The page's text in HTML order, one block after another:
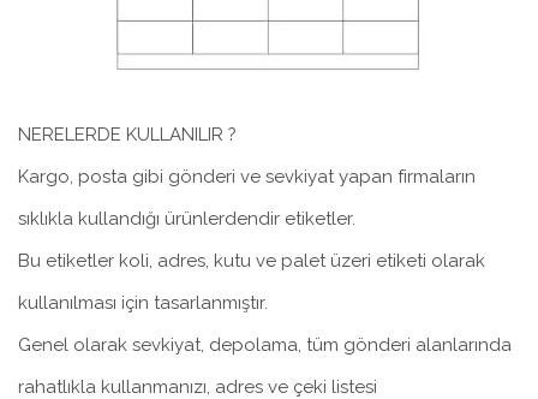
NERELERDE KULLANILIR ?
Kargo, posta gibi gönderi ve sevkiyat yapan firmaların
sıklıkla kullandığı ürünlerdendir etiketler.
Bu etiketler koli, adres, kutu ve palet üzeri etiketi olarak
kullanılması için tasarlanmıştır.
Genel olarak sevkiyat, depolama, tüm gönderi alanlarında
rahatlıkla kullanmanızı, adres ve çeki listesi